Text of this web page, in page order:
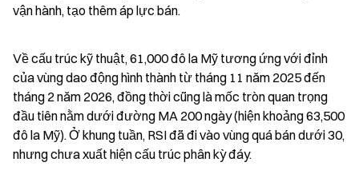
vận hành, tạo thêm áp lực bán.
Về cấu trúc kỹ thuật, 61,000 đô la Mỹ tương ứng với đỉnh
của vùng dao động hình thành từ tháng 11 năm 2025 đến
tháng 2 năm 2026, đồng thời cũng là mốc tròn quan trọng
đầu tiên nằm dưới đường MA 200 ngày (hiện khoảng 63,500
đô la Mỹ). Ở khung tuần, RSI đã đi vào vùng quá bán dưới 30,
nhưng chưa xuất hiện cấu trúc phân kỳ đáy.